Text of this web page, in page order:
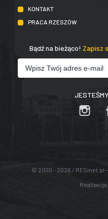
KONTAKT
PRACA RZESZÓW
Bądź na bieżąco! Zapisz
© 2000 - 2026 / RESinet.pl
Realizacja